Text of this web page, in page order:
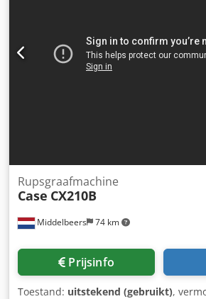
onze partners. Alle gegevens onder
tussenverkoop voorbehouden.
Middelbeers 74 km
Rupsgraafmachine
Case CX210B
Prijsinfo
Toestand: uitstekend (gebruikt),